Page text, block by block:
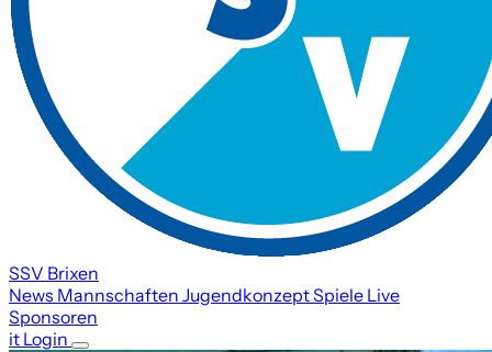
SSV Brixen
News Mannschaften JugendkonzeptSpiele Live
Sponsoren
it Login